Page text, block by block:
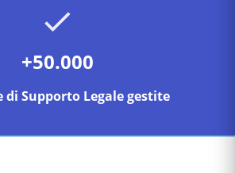
+50.000
di Supporto Legale gestite